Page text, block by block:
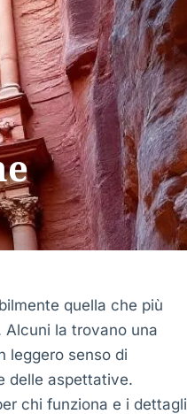
quella che più
la trovano una
leggero senso di
delle aspettative.
chi funziona e i dettagli